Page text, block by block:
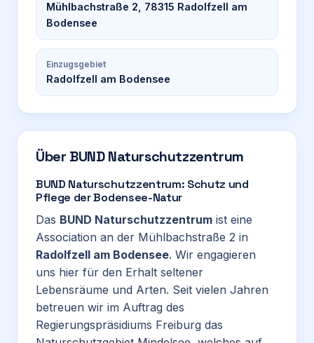
Mühlbachstraße 2, 78315 Radolfzell am
Bodensee
Einzugsgebiet
Radolfzell am Bodensee
Über BUND Naturschutzzentrum
BUND Naturschutzzentrum: Schutz und
Pflege der Bodensee-Natur
Das BUND Naturschutzzentrum ist eine
Association an der Mühlbachstraße 2 in
Radolfzell am Bodensee. Wir engagieren
uns hier für den Erhalt seltener
Lebensräume und Arten. Seit vielen Jahren
betreuen wir im Auftrag des
Regierungspräsidiums Freiburg das